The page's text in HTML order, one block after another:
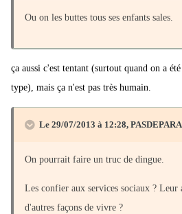
Ou on les buttes tous ses enfants sales.
ça aussi c'est tentant (surtout quand on a
type), mais ça n'est pas très humain.
Le 29/07/2013 à 12:28,
On pourrait faire un truc de dingue.
Les confier aux services sociaux ?
d'autres façons de vivre ?